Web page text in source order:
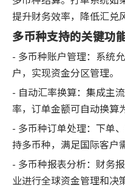
提升财务效率，降低汇兑
多币种支持的关键功
- 多币种账户管理：系统
户，实现资金分区管理。
- 自动汇率换算：集成主
率，订单金额可自动换算
- 多币种订单处理：下单
持多币种，满足国际客户
- 多币种报表分析：财务
业进行全球资金管理和决